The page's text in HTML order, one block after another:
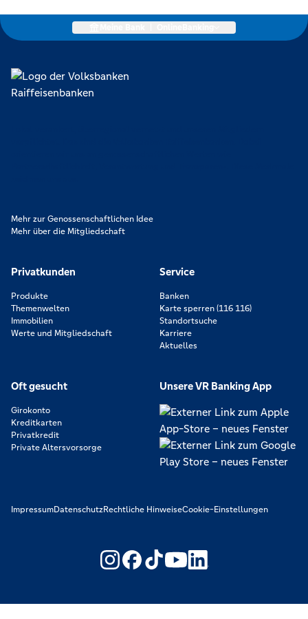
Mehr zur Genossenschaftlichen Idee
Mehr über die Mitgliedschaft
Privatkunden
Produkte
Themenwelten
Immobilien
Werte und Mitgliedschaft
Service
Banken
Karte sperren (116 116)
Standortsuche
Karriere
Aktuelles
Oft gesucht
Girokonto
Kreditkarten
Privatkredit
Private Altersvorsorge
Unsere VR Banking App
ImpressumDatenschutzRechtliche HinweiseCookie-Einstellungen
https://www.youtube.com/
https://